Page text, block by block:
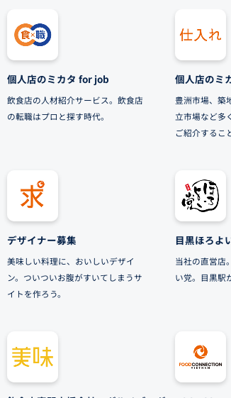
個人店のミカタ for job
飲食店の人材紹介サービス。飲食店
の転職はプロと探す時代。
デザイナー募集
美味しい料理に、おいしいデザイ
ン。ついついお腹がすいてしまうサ
イトを作ろう。
個人店のミ
豊洲市場、築
立市場など多
ご紹介するこ
目黒ほろよ
当社の直営店
い党。目黒駅